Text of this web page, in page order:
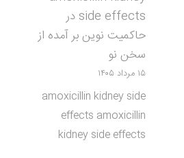
side effects در
حاکمیت نوین بر آمده از
سخن نو
۱۵ مرداد ۱۴۰۵
amoxicillin kidney side
effects amoxicillin
kidney side effects